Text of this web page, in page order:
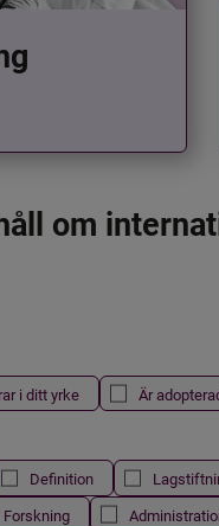
om
i ditt yrke Är
Definition
Forskning